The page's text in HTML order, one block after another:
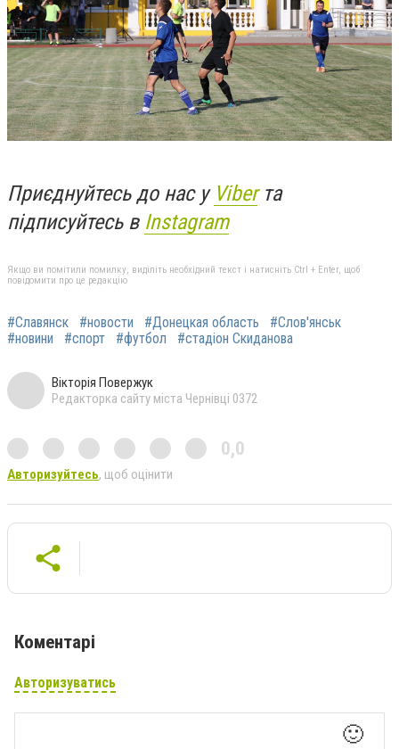
Приєднуйтесь до нас у Viberта
підписуйтесь в Instagram
Якщо ви помітили помилку, виділіть необхідний текст і натисніть Ctrl + Enter, щоб
повідомити про це редакцію
#Славянск #новости #Донецкая область
#Слов'янськ
#новини
#спорт #футбол #стадіон Скиданова
Вікторія Повержук
Редакторка сайту міста Чернівці 0372
0,0
Авторизуйтесь, щоб оцінити
Коментарі
Авторизуватись
🙂